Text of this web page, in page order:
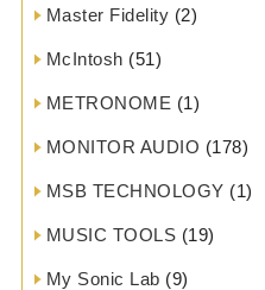
Master Fidelity (2)
McIntosh (51)
METRONOME (1)
MONITOR AUDIO (178)
MSB TECHNOLOGY (1)
MUSIC TOOLS (19)
My Sonic Lab (9)